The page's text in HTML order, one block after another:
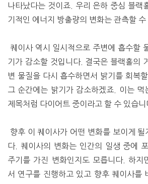
나타났다는 것이죠. 우리 은하 중심 블랙
기적인 에너지 방출량의 변화는 관측할 수
퀘이사 역시 일시적으로 주변에 흡수할
기가 감소할 것입니다. 결국은 블랙홀의
변 물질을 다시 흡수하면서 밝기를 회복
그 순간에는 밝기가 감소하겠죠. 이는 먹
제목처럼 다이어트 중이라고 할 수 있습니
향후 이 퀘이사가 어떤 변화를 보이게 될
다. 퀘이사의 변화는 인간의 일생 중에
주기를 가진 변화인지도 모릅니다. 하지
서 연구를 진행하고 있고 향후 퀘이사를